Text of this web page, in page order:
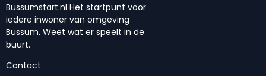
Bussumstart.nl Het startpunt voor
iedere inwoner van omgeving
Bussum. Weet wat er speelt in de
buurt.
Contact